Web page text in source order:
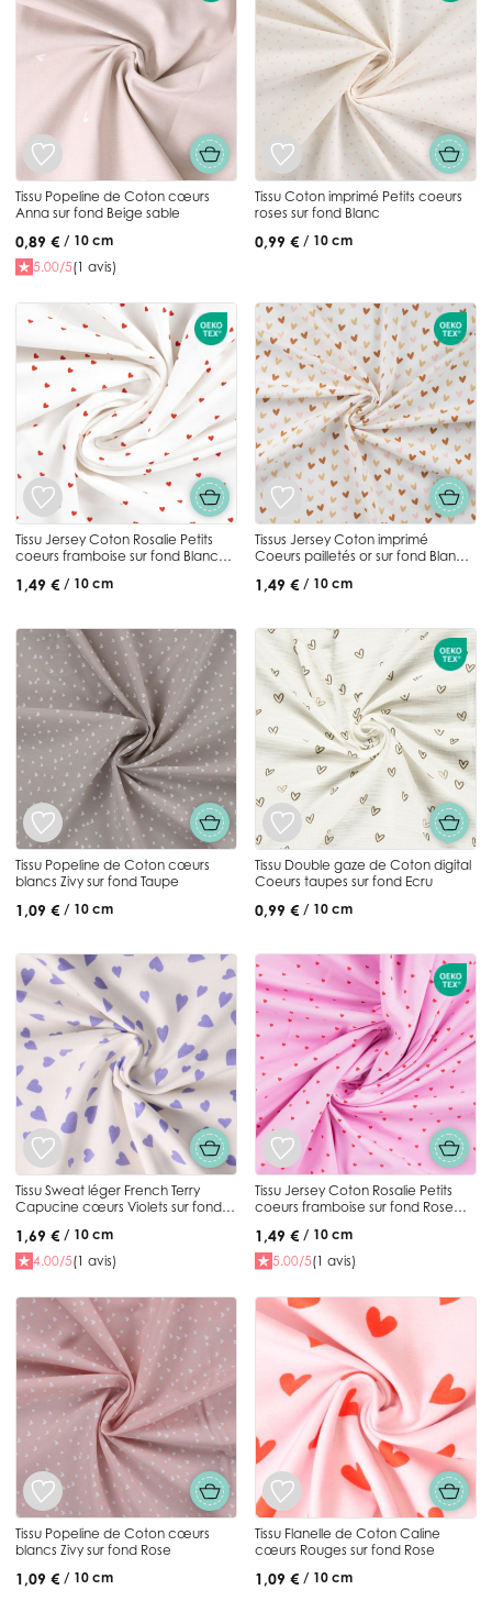
Tissu Popeline de Coton cœurs
Anna sur fond Beige sable
0,89 € / 10 cm
5.00/5(1 avis)
Tissu Coton imprimé Petits coeurs
roses sur fond Blanc
0,99 € / 10 cm
Tissu Jersey Coton Rosalie Petits
coeurs framboise sur fond Blanc
1,49 € / 10 cm
Tissus Jersey Coton imprimé
Coeurs pailletés or sur fond Blanc
1,49 € / 10 cm
Tissu Popeline de Coton cœurs
blancs Zivy sur fond Taupe
1,09 € / 10 cm
Tissu Double gaze de Coton digital
Coeurs taupes sur fond Ecru
0,99 € / 10 cm
Tissu Sweat léger French Terry
Capucine cœurs Violets sur fond
1,69 € / 10 cm
4.00/5(1 avis)
Tissu Jersey Coton Rosalie Petits
coeurs framboise sur fond Rose
1,49 € / 10 cm
5.00/5(1 avis)
Tissu Popeline de Coton cœurs
blancs Zivy sur fond Rose
1,09 € / 10 cm
Tissu Flanelle de Coton Caline
cœurs Rouges sur fond Rose
1,09 € / 10 cm